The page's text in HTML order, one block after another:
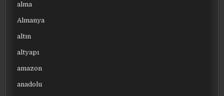
alma
Almanya
altın
altyapı
amazon
anadolu